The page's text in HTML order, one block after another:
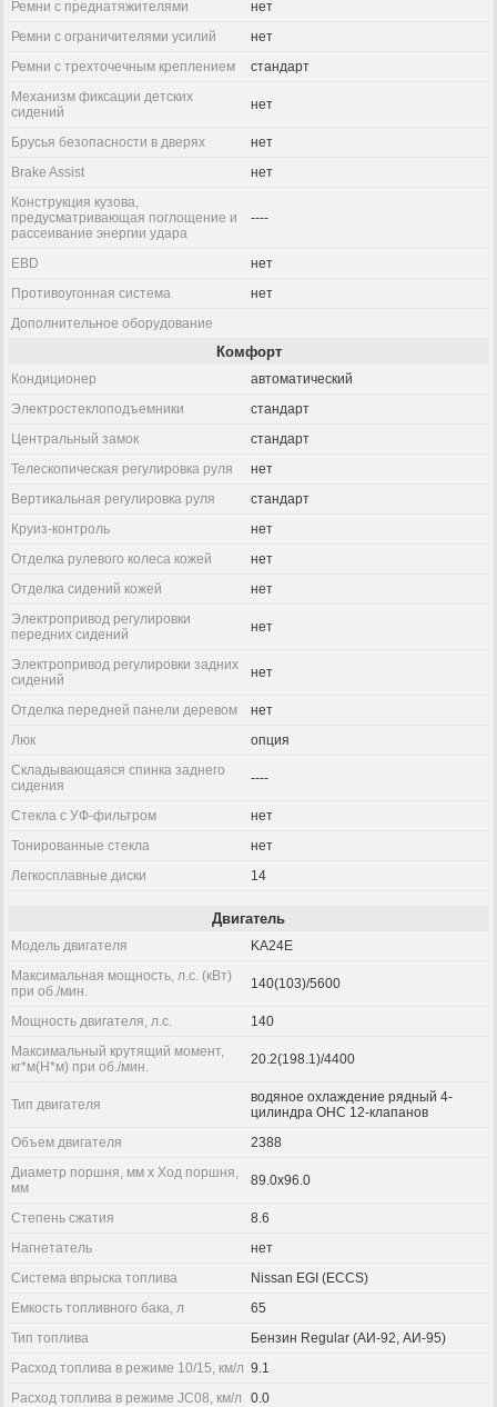
Ремни с преднатяжителями
нет
Ремни с ограничителями усилий
нет
Ремни с трехточечным креплением
стандарт
Механизм фиксации детских
сидений
нет
Брусья безопасности в дверях
нет
Brake Assist
нет
Конструкция кузова,
предусматривающая поглощение и
рассеивание энергии удара
----
EBD
нет
Противоугонная система
нет
Дополнительное оборудование
Комфорт
Кондиционер
автоматический
Электростеклоподъемники
стандарт
Центральный замок
стандарт
Телескопическая регулировка руля
нет
Вертикальная регулировка руля
стандарт
Круиз-контроль
нет
Отделка рулевого колеса кожей
нет
Отделка сидений кожей
нет
Электропривод регулировки
передних сидений
нет
Электропривод регулировки задних
сидений
нет
Отделка передней панели деревом
нет
Люк
опция
Складывающаяся спинка заднего
сидения
----
Стекла с УФ-фильтром
нет
Тонированные стекла
нет
Легкосплавные диски
14
Двигатель
Модель двигателя
KA24E
Максимальная мощность, л.с. (кВт)
при об./мин.
140(103)/5600
Мощность двигателя, л.с.
140
Максимальный крутящий момент,
кг*м(Н*м) при об./мин.
20.2(198.1)/4400
Тип двигателя
водяное охлаждение рядный 4-
цилиндра OHC 12-клапанов
Объем двигателя
2388
Диаметр поршня, мм x Ход поршня,
мм
89.0x96.0
Степень сжатия
8.6
Нагнетатель
нет
Система впрыска топлива
Nissan EGI (ECCS)
Емкость топливного бака, л
65
Тип топлива
Бензин Regular (АИ-92, АИ-95)
Расход топлива в режиме 10/15, км/л 9.1
Расход топлива в режиме JC08, км/л
0.0